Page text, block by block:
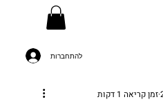
להתחברות
זמן קריאה 1 דקות